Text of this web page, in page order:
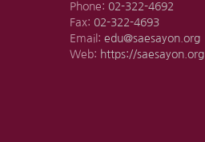
Phone: 02-322-4692
Fax: 02-322-4693
Email: edu@saesayon.org
Web: https://saesayon.org